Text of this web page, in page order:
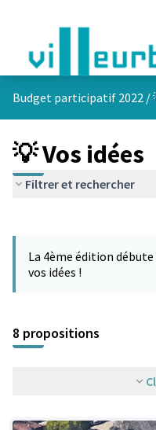
Budget participatif 2022 /
💡 Vos idées
Filtrer et rechercher
−
La 4ème édition
vos idées !
8 propositions